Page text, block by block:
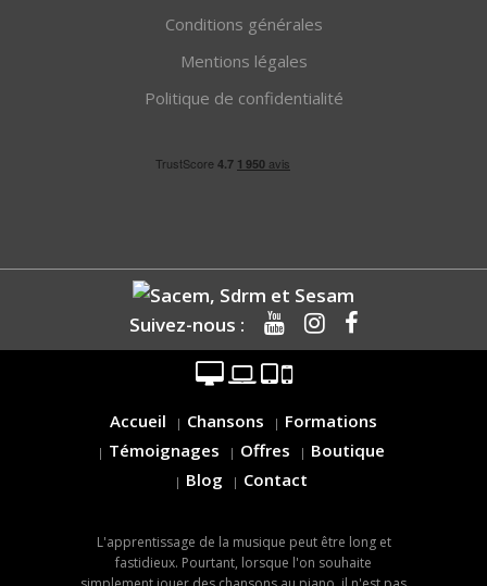
Conditions générales
Mentions légales
Politique de confidentialité
Suivez-nous :
Accueil Chansons
Formations
Témoignages
Offres
Boutique
Blog
Contact
L'apprentissage de la musique peut être long et
fastidieux. Pourtant, lorsque l'on souhaite